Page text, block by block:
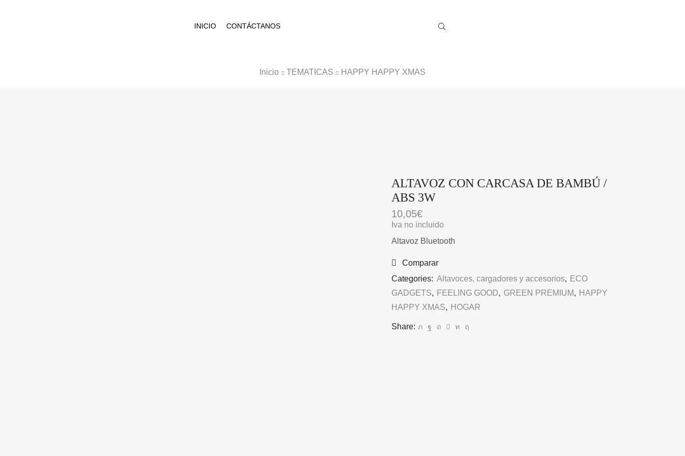
INICIO CONTÁCTANOS
Inicio TEMATICAS HAPPY HAPPY XMAS
ALTAVOZ CON CARCASA DE BAMBÚ /
ABS 3W
10,05€
Iva no incluido
Altavoz Bluetooth
Comparar
Categories: Altavoces, cargadores y accesorios, ECO
GADGETS, FEELING GOOD, GREEN PREMIUM, HAPPY
HAPPY XMAS, HOGAR
Share: